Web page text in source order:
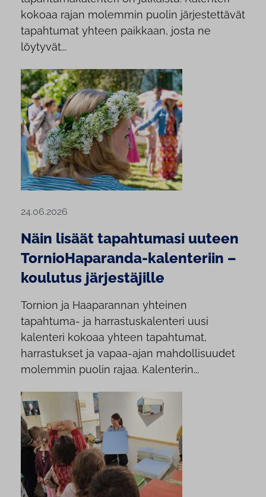
kokoaa rajan molemmin puolin järjestettävät
tapahtumat yhteen paikkaan, josta ne
löytyvät...
24.06.2026
Näin lisäät tapahtumasi uuteen
TornioHaparanda-kalenteriin –
koulutus järjestäjille
Tornion ja Haaparannan yhteinen
tapahtuma- ja harrastuskalenteri uusi
kalenteri kokoaa yhteen tapahtumat,
harrastukset ja vapaa-ajan mahdollisuudet
molemmin puolin rajaa. Kalenterin...